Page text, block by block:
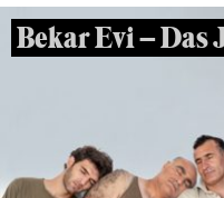
Bekar Evi – Das